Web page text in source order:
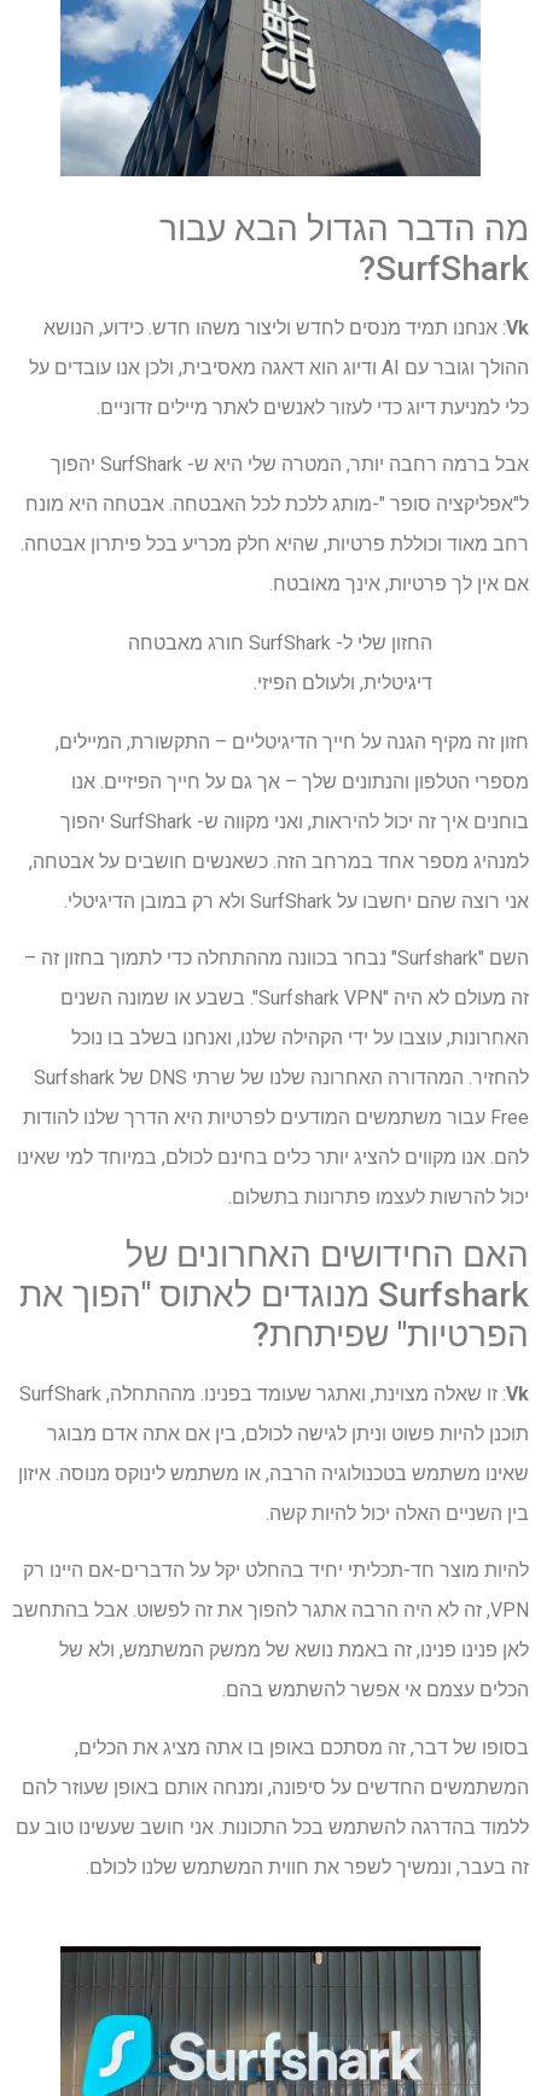
מה הדבר הגדול הבא עבור
SurfShark?
Vk: אנחנו תמיד מנסים לחדש וליצור משהו חדש. כידוע, הנושא
ההולך וגובר עם AI ודיוג הוא דאגה מאסיבית, ולכן אנו עובדים על
כלי למניעת דיוג כדי לעזור לאנשים לאתר מיילים זדוניים.
אבל ברמה רחבה יותר, המטרה שלי היא ש- SurfShark יהפוך
ל"אפליקציה סופר "-מותג ללכת לכל האבטחה. אבטחה היא מונח
רחב מאוד וכוללת פרטיות, שהיא חלק מכריע בכל פיתרון אבטחה.
אם אין לך פרטיות, אינך מאובטח.
החזון שלי ל- SurfShark חורג מאבטחה
דיגיטלית, ולעולם הפיזי.
חזון זה מקיף הגנה על חייך הדיגיטליים – התקשורת, המיילים,
מספרי הטלפון והנתונים שלך – אך גם על חייך הפיזיים. אנו
בוחנים איך זה יכול להיראות, ואני מקווה ש- SurfShark יהפוך
למנהיג מספר אחד במרחב הזה. כשאנשים חושבים על אבטחה,
אני רוצה שהם יחשבו על SurfShark ולא רק במובן הדיגיטלי.
השם "Surfshark" נבחר בכוונה מההתחלה כדי לתמוך בחזון זה –
זה מעולם לא היה "Surfshark VPN". בשבע או שמונה השנים
האחרונות, עוצבו על ידי הקהילה שלנו, ואנחנו בשלב בו נוכל
להחזיר. המהדורה האחרונה שלנו של שרתי DNS של Surfshark
Free עבור משתמשים המודעים לפרטיות היא הדרך שלנו להודות
להם. אנו מקווים להציג יותר כלים בחינם לכולם, במיוחד למי שאינו
יכול להרשות לעצמו פתרונות בתשלום.
האם החידושים האחרונים של
Surfshark מנוגדים לאתוס "הפוך את
הפרטיות" שפיתחת?
Vk
: זו שאלה מצוינת, ואתגר שעומד בפנינו. מההתחלה, SurfShark
תוכנן להיות פשוט וניתן לגישה לכולם, בין אם אתה אדם מבוגר
שאינו משתמש בטכנולוגיה הרבה, או משתמש לינוקס מנוסה. איזון
בין השניים האלה יכול להיות קשה.
להיות מוצר חד-תכליתי יחיד בהחלט יקל על הדברים-אם היינו רק
VPN, זה לא היה הרבה אתגר להפוך את זה לפשוט. אבל בהתחשב
לאן פנינו פנינו, זה באמת נושא של ממשק המשתמש, ולא של
הכלים עצמם אי אפשר להשתמש בהם.
בסופו של דבר, זה מסתכם באופן בו אתה מציג את הכלים,
המשתמשים החדשים על סיפונה, ומנחה אותם באופן שעוזר להם
ללמוד בהדרגה להשתמש בכל התכונות. אני חושב שעשינו טוב עם
זה בעבר, ונמשיך לשפר את חווית המשתמש שלנו לכולם.